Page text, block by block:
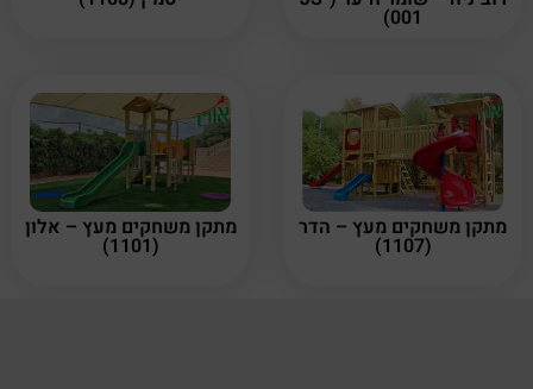
001)
מתקן משחקים מעץ – הדר
(1107)
מתקן משחקים מעץ – אלון
(1101)